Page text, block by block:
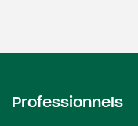
Professionnels